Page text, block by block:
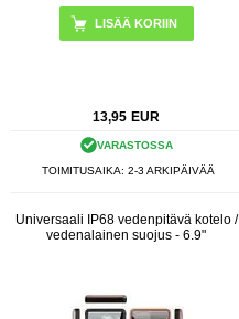
13,95 EUR
VARASTOSSA
TOIMITUSAIKA: 2-3 ARKIPÄIVÄÄ
Universaali IP68 vedenpitävä kotelo /
vedenalainen suojus - 6.9"